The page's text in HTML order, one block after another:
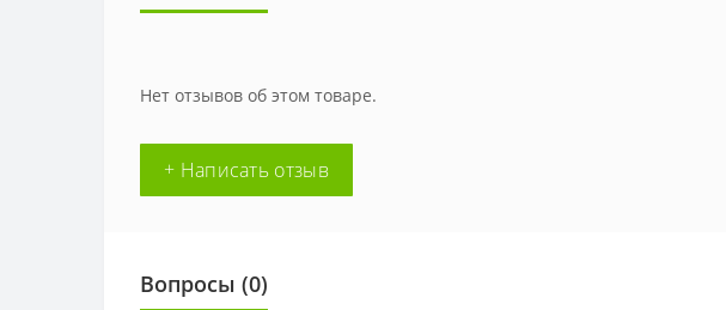
Нет отзывов об этом товаре.
+ Написать отзыв
Вопросы (0)